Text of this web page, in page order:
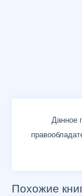
Данное
Похожие